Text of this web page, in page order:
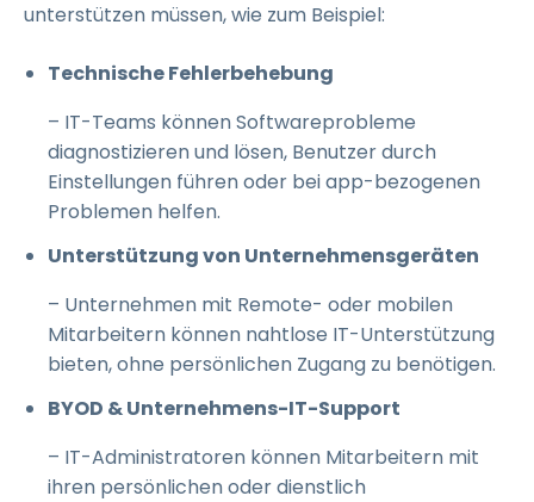
unterstützen müssen, wie zum Beispiel:
Technische Fehlerbehebung
– IT-Teams können Softwareprobleme
diagnostizieren und lösen, Benutzer durch
Einstellungen führen oder bei app-bezogenen
Problemen helfen.
Unterstützung von Unternehmensgeräten
– Unternehmen mit Remote- oder mobilen
Mitarbeitern können nahtlose IT-Unterstützung
bieten, ohne persönlichen Zugang zu benötigen.
BYOD & Unternehmens-IT-Support
– IT-Administratoren können Mitarbeitern mit
ihren persönlichen oder dienstlich